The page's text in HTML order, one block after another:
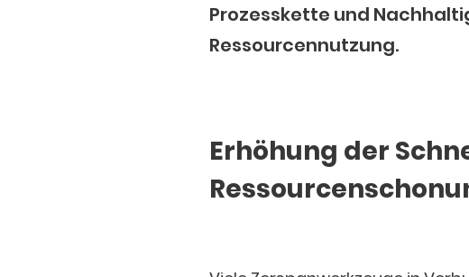
Prozesskette und
Ressourcennutzung.
Erhöhung der